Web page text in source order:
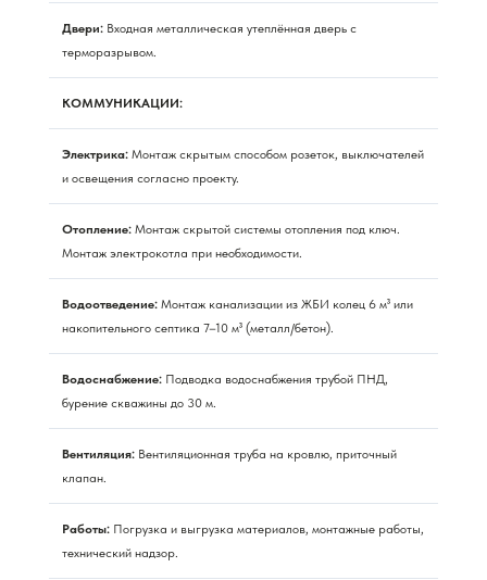
Двери: Входная металлическая утеплённая дверь с
терморазрывом.
КОММУНИКАЦИИ:
Электрика: Монтаж скрытым способом розеток, выключателей
и освещения согласно проекту.
Отопление: Монтаж скрытой системы отопления под ключ.
Монтаж электрокотла при необходимости.
Водоотведение: Монтаж канализации из ЖБИ колец 6 м³ или
накопительного септика 7–10 м³ (металл/бетон).
Водоснабжение: Подводка водоснабжения трубой ПНД,
бурение скважины до 30 м.
Вентиляция: Вентиляционная труба на кровлю, приточный
клапан.
Работы: Погрузка и выгрузка материалов, монтажные работы,
технический надзор.